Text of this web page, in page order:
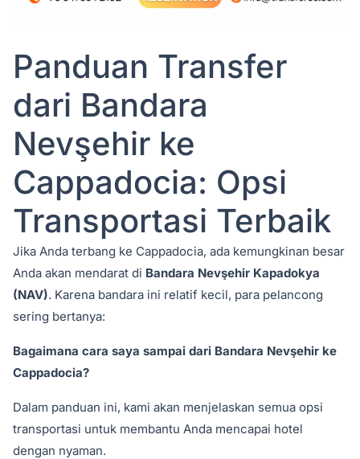
Panduan Transfer
dari Bandara
Nevşehir ke
Cappadocia: Opsi
Transportasi Terbaik
Jika Anda terbang ke Cappadocia, ada kemungkinan besar
Anda akan mendarat di Bandara Nevşehir Kapadokya
(NAV). Karena bandara ini relatif kecil, para pelancong
sering bertanya:
Bagaimana cara saya sampai dari Bandara Nevşehir ke
Cappadocia?
Dalam panduan ini, kami akan menjelaskan semua opsi
transportasi untuk membantu Anda mencapai hotel
dengan nyaman.